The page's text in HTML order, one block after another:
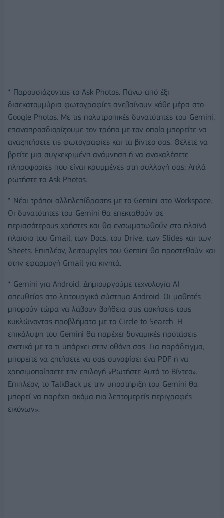
* Παρουσιάζοντας το Ask Photos. Πάνω από έξι
δισεκατομμύρια φωτογραφίες ανεβαίνουν κάθε μέρα στο
Google Photos. Με τις πολυτροπικές δυνατότητες του Gemini,
επαναπροσδιορίζουμε τον τρόπο με τον οποίο μπορείτε να
αναζητήσετε τις φωτογραφίες και τα βίντεο σας. Θέλετε να
βρείτε μια συγκεκριμένη ανάμνηση ή να ανακαλέσετε
πληροφορίες που είναι κρυμμένες στη συλλογή σας; Απλά
ρωτήστε το Ask Photos.
* Νέοι τρόποι αλληλεπίδρασης με το Gemini στο Workspace.
Οι δυνατότητες του Gemini θα επεκταθούν σε
περισσότερους χρήστες και θα ενσωματωθούν στο πλαϊνό
πλαίσιο του Gmail, των Docs, του Drive, των Slides και των
Sheets. Επιπλέον, λειτουργίες του Gemini θα προστεθούν και
στην εφαρμογή Gmail για κινητά.
* Gemini για Android. Δημιουργούμε τεχνολογία AI
απευθείας στο λειτουργικό σύστημα Android. Οι μαθητές
μπορούν τώρα να λάβουν βοήθεια στις ασκήσεις τους
κυκλώνοντας προβλήματα με το Circle to Search. Η
επικάλυψη του Gemini θα παρέχει δυναμικές προτάσεις
σχετικά με το τι υπάρχει στην οθόνη σας. Για παράδειγμα,
μπορείτε να ζητήσετε να σας συνοψίσει ένα PDF ή να
χρησιμοποίησετε την επιλογή «Ρωτήστε Αυτό το Βίντεο».
Επιπλέον, το TalkBack με την υποστήριξη του Gemini θα
μπορεί να παρέχει ακόμα πιο λεπτομερείς περιγραφές
εικόνων».